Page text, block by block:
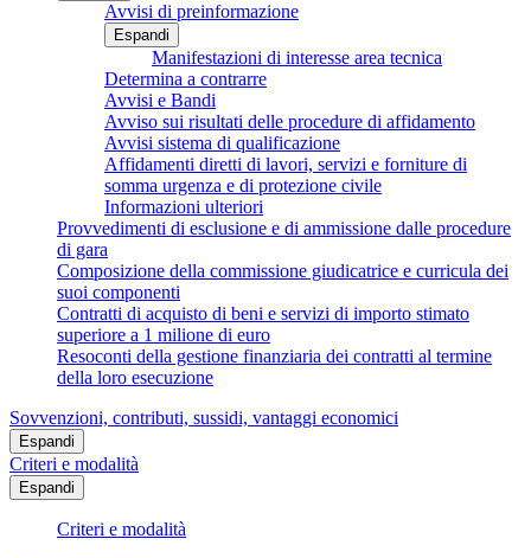
Avvisi di preinformazione
Espandi
Manifestazioni di interesse area tecnica
Determina a contrarre
Avvisi e Bandi
Avviso sui risultati delle procedure di affidamento
Avvisi sistema di qualificazione
Affidamenti diretti di lavori, servizi e forniture di
somma urgenza e di protezione civile
Informazioni ulteriori
Provvedimenti di esclusione e di ammissione dalle procedure
di gara
Composizione della commissione giudicatrice e curricula dei
suoi componenti
Contratti di acquisto di beni e servizi di importo stimato
superiore a 1 milione di euro
Resoconti della gestione finanziaria dei contratti al termine
della loro esecuzione
Sovvenzioni, contributi, sussidi, vantaggi economici
Espandi
Criteri e modalità
Espandi
Criteri e modalità